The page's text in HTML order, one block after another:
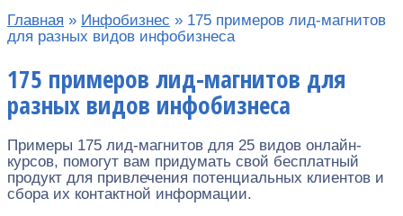
Главная » Инфобизнес » 175 примеров лид-магнитов
для разных видов инфобизнеса
175 примеров лид-магнитов для
разных видов инфобизнеса
Примеры 175 лид-магнитов для 25 видов онлайн-
курсов, помогут вам придумать свой бесплатный
продукт для привлечения потенциальных клиентов и
сбора их контактной информации.